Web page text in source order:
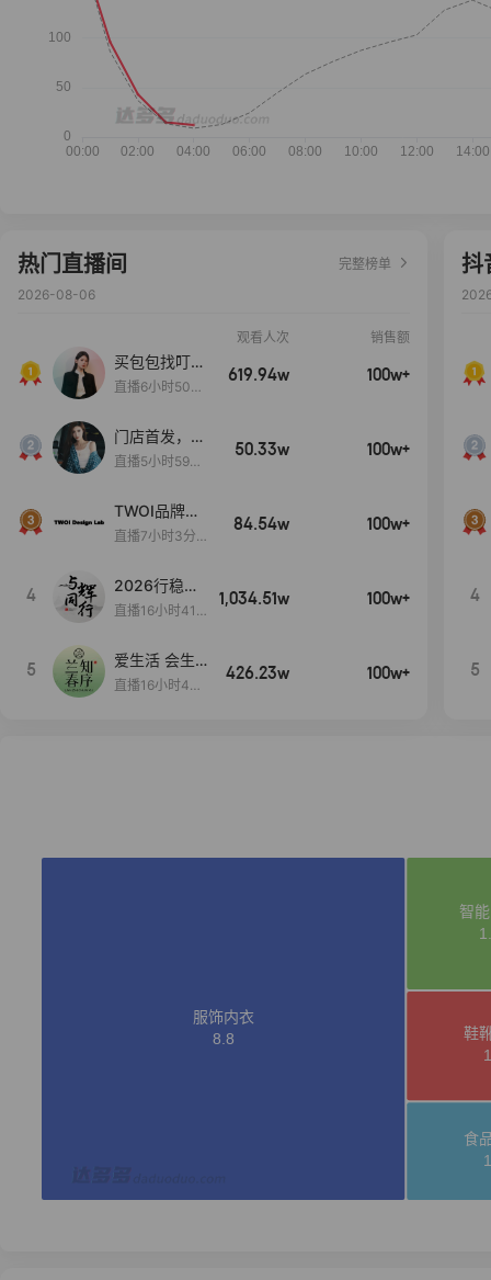
热门直播间
完整榜单
2026-08-06
观看人次 销售额
买包包找叮
当,一折购！
直播6小时50分
619.94w 100w+
门店首发，秋
款大上新！！
直播5小时59分
50.33w 100w+
TWOI品牌直
播间新款上
直播7小时3分5
84.54w 100w+
4
2026行稳致
远
直播16小时41
1,034.51w 100w+
5
爱生活 会生
活
直播16小时45
426.23w 100w+
抖
4
5